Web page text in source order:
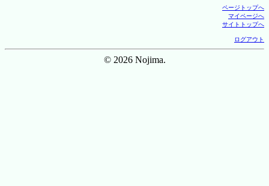
ページトップへ
マイページへ
サイトトップへ
ログアウト
© 2026 Nojima.